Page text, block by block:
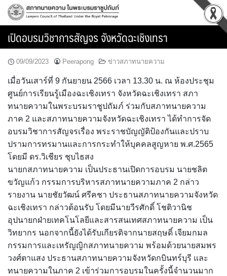
Skip
เปิดอบรมวิชาการสัญจร จังหวัดฉะเชิงเทรา
09/09/2023 Peerapong ข่าวสภาทนายความ
เมื่อวันเสาร์ที่ 9 กันยายน 2566 เวลา 13.30 น. ณ ห้องประชุม
ศูนย์การเรียนรู้เมืองฉะเชิงเทรา จังหวัดฉะเชิงเทรา สภา
ทนายความในพระบรมราชูปถัมภ์ ร่วมกับสภาทนายความ
ภาค 2 และสภาทนายความจังหวัดฉะเชิงเทรา ได้ทำการจัด
อบรมวิชาการสัญจรเรื่อง พระราชบัญญัติป้องกันและปราบ
ปรามการทรมานและการกระทำให้บุคคลสูญหาย พ.ศ.2565
โดยมี ดร.วิเชียร ชุบไธสง
นายกสภาทนายความ เป็นประธานเปิดการอบรม นายชลิต
ขวัญแก้ว กรรมการบริหารสภาทนายความภาค 2 กล่าว
รายงาน นายชัยวัฒน์ ศรีคชา ประธานสภาทนายความจังหวัด
ฉะเชิงเทรา กล่าวต้อนรับ โดยมีนายวีรศักดิ์ โชติวานิช
อุปนายกฝ่ายเทคโนโลยีและสารสนเทศสภาทนายความ เป็น
วิทยากร นอกจากนี้ยังได้รับเกียรติจากนายสฤษดิ์ เจียมกมล
กรรมการและเหรัญญิกสภาทนายความ พร้อมด้วยนายสมพร
วงศ์ตาแสง ประธานสภาทนายความจังหวัดกบินทร์บุรี และ
ทนายความในภาค 2 เข้าร่วมการอบรมในครั้งนี้จำนวนมาก